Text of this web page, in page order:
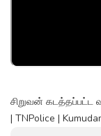
சிறுவன் கடத்தப்பட்ட
| TNPolice |